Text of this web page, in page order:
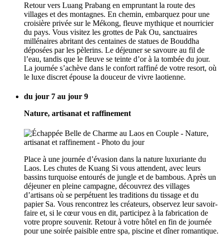
Retour vers Luang Prabang en empruntant la route des
villages et des montagnes. En chemin, embarquez pour une
croisière privée sur le Mékong, fleuve mythique et nourricier
du pays. Vous visitez les grottes de Pak Ou, sanctuaires
millénaires abritant des centaines de statues de Bouddha
déposées par les pèlerins. Le déjeuner se savoure au fil de
l’eau, tandis que le fleuve se teinte d’or à la tombée du jour.
La journée s’achève dans le confort raffiné de votre resort, où
le luxe discret épouse la douceur de vivre laotienne.
du jour 7 au jour 9
Nature, artisanat et raffinement
Place à une journée d’évasion dans la nature luxuriante du
Laos. Les chutes de Kuang Si vous attendent, avec leurs
bassins turquoise entourés de jungle et de bambous. Après un
déjeuner en pleine campagne, découvrez des villages
d’artisans où se perpétuent les traditions du tissage et du
papier Sa. Vous rencontrez les créateurs, observez leur savoir-
faire et, si le cœur vous en dit, participez à la fabrication de
votre propre souvenir. Retour à votre hôtel en fin de journée
pour une soirée paisible entre spa, piscine et dîner romantique.